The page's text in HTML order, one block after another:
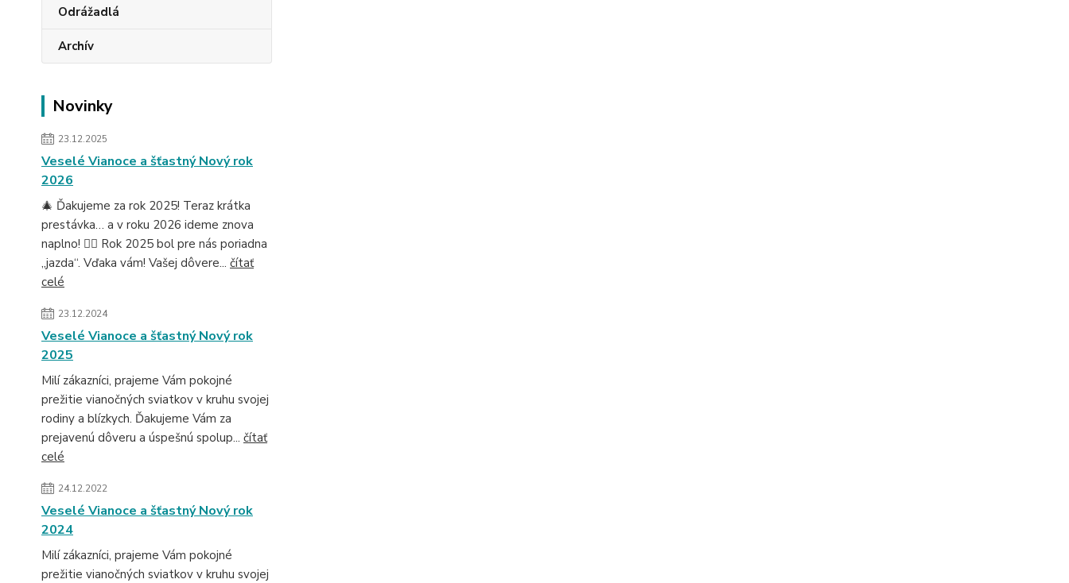
Odrážadlá
Archív
Novinky
23.12.2025
Veselé Vianoce a šťastný Nový rok
2026
🎄 Ďakujeme za rok 2025! Teraz krátka
prestávka… a v roku 2026 ideme znova
naplno! 🚴‍♂️ Rok 2025 bol pre nás poriadna
„jazda“. Vďaka vám! Vašej dôvere... čítať
celé
23.12.2024
Veselé Vianoce a šťastný Nový rok
2025
Milí zákazníci, prajeme Vám pokojné
prežitie vianočných sviatkov v kruhu svojej
rodiny a blízkych. Ďakujeme Vám za
prejavenú dôveru a úspešnú spolup... čítať
celé
24.12.2022
Veselé Vianoce a šťastný Nový rok
2024
Milí zákazníci, prajeme Vám pokojné
prežitie vianočných sviatkov v kruhu svojej